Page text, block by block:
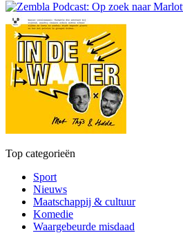
Top categorieën
Sport
Nieuws
Maatschappij & cultuur
Komedie
Waargebeurde misdaad